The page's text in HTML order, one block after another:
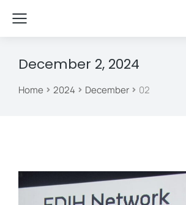
December 2, 2024
You are here:
Home 2024 December 02